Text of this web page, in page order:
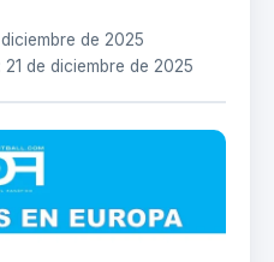
de 2025
de diciembre de 2025